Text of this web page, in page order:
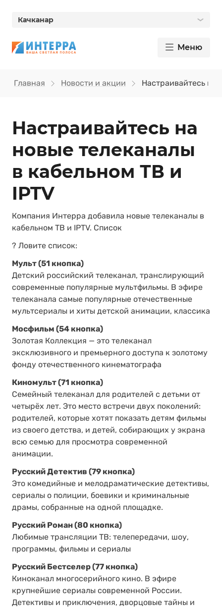
Качканар
Меню
Главная Новости и акции Настраивайтесь на
Настраивайтесь на
новые телеканалы
в кабельном ТВ и
IPTV
Компания Интерра добавила новые телеканалы в
кабельном ТВ и IPTV. Список
? Ловите список:
Мульт (51 кнопка)
Детский российский телеканал, транслирующий
современные популярные мультфильмы. В эфире
телеканала самые популярные отечественные
мультсериалы и хиты детской анимации, классика
Мосфильм (54 кнопка)
Золотая Коллекция — это телеканал
эксклюзивного и премьерного доступа к золотому
фонду отечественного кинематографа
Киномульт (71 кнопка)
Семейный телеканал для родителей с детьми от
четырёх лет. Это место встречи двух поколений:
родителей, которые хотят показать детям фильмы
из своего детства, и детей, собирающих у экрана
всю семью для просмотра современной
анимации.
Русский Детектив (79 кнопка)
Это комедийные и мелодраматические детективы,
сериалы о полиции, боевики и криминальные
драмы, собранные на одной площадке.
Русский Роман (80 кнопка)
Любимые трансляции ТВ: телепередачи, шоу,
программы, фильмы и сериалы
Русский Бестселер (77 кнопка)
Киноканал многосерийного кино. В эфире
крупнейшие сериалы современной России.
Детективы и приключения, дворцовые тайны и